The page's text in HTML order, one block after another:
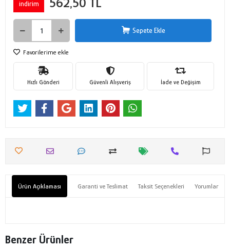
indirim
Sepete Ekle
Favorilerime ekle
Hızlı Gönderi Güvenli Alışveriş İade ve Değişim
Ürün Açıklaması Garanti ve Teslimat Taksit Seçenekleri Yorumlar
Benzer Ürünler